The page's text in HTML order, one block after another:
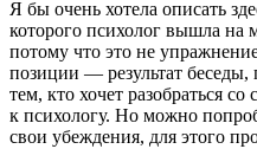
Я бы очень хотела описать
которого психолог вышла
потому что это не
позиции — результат
тем, кто хочет разобраться
к психологу. Но можно
свои убеждения, для этого